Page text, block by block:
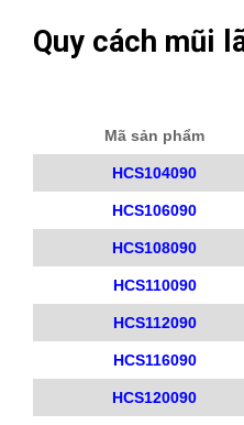
Quy cách mũi
Mã sản phẩm
HCS104090
HCS106090
HCS108090
HCS110090
HCS112090
HCS116090
HCS120090